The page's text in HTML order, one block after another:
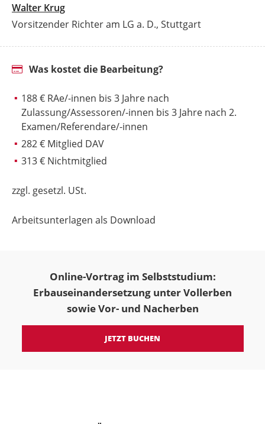
Walter Krug
Vorsitzender Richter am LG a. D., Stuttgart
Was kostet die Bearbeitung?
188 € RAe/-innen bis 3 Jahre nach
Zulassung/Assessoren/-innen bis 3 Jahre nach 2.
Examen/Referendare/-innen
282 € Mitglied DAV
313 € Nichtmitglied
zzgl. gesetzl. USt.
Arbeitsunterlagen als Download
Online-Vortrag im Selbststudium:
Erbauseinandersetzung unter Vollerben
sowie Vor- und Nacherben
JETZT BUCHEN